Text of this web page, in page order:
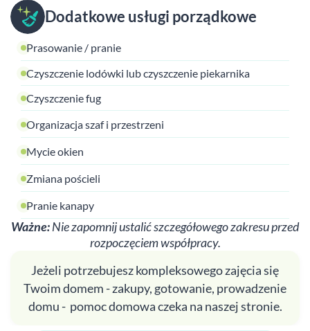
Dodatkowe usługi porządkowe
Prasowanie / pranie
Czyszczenie lodówki lub czyszczenie piekarnika
Czyszczenie fug
Organizacja szaf i przestrzeni
Mycie okien
Zmiana pościeli
Pranie kanapy
Ważne:Nie zapomnij ustalić szczegółowego zakresu przed
rozpoczęciem współpracy.
Jeżeli potrzebujesz kompleksowego zajęcia się
Twoim domem - zakupy, gotowanie, prowadzenie
domu - pomoc domowa czeka na naszej stronie.